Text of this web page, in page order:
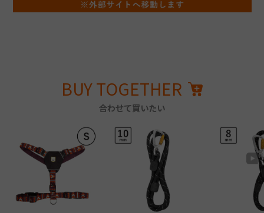
BUY TOGETHER
合わせて買いたい